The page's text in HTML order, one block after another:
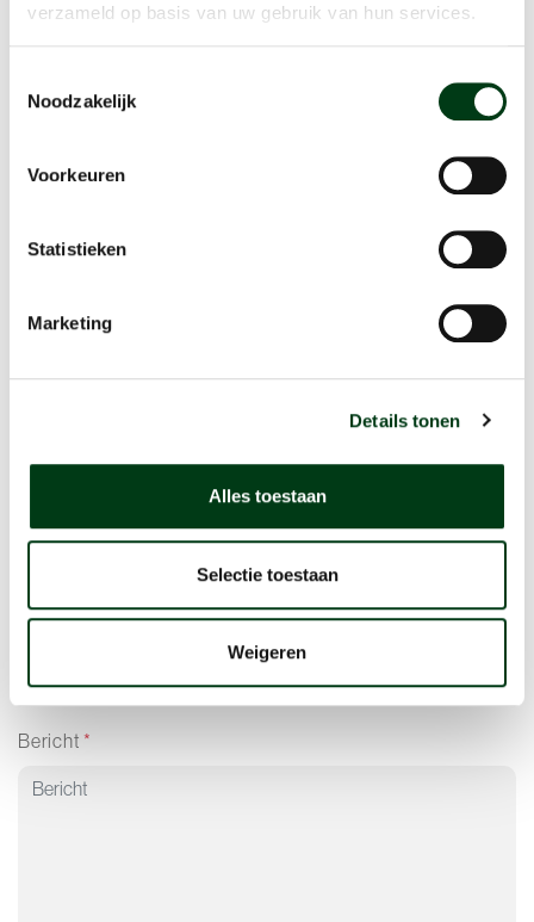
verzameld op basis van uw gebruik van hun services.
Noodzakelijk
Voorkeuren
Statistieken
Marketing
Details tonen
Alles toestaan
Selectie toestaan
Weigeren
Aantal kinderen*
Gewenste datum
Optioneel: invullen indien datum al bekend is
Bericht*